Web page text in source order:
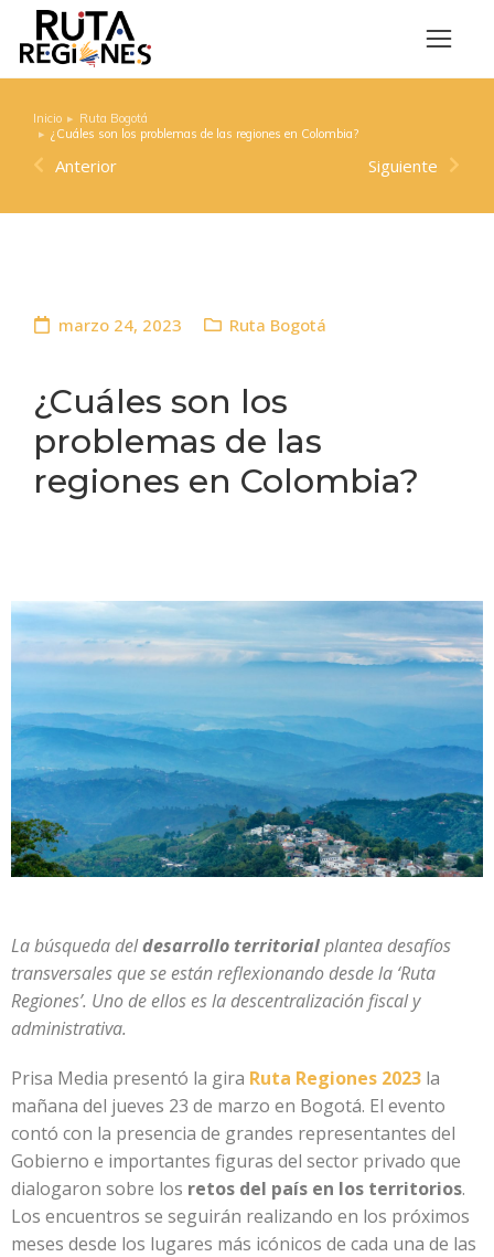
Estás aquí:
Inicio
Ruta Bogotá
¿Cuáles son los problemas de las regiones en Colombia?
Anterior Siguiente
marzo 24, 2023 Ruta Bogotá
¿Cuáles son los
problemas de las
regiones en Colombia?
La búsqueda deldesarrollo territorialplantea desafíos
transversales que se están reflexionando desde la ‘Ruta
Regiones’. Uno de ellos es la descentralización fiscal y
administrativa.
Prisa Media presentó la gira Ruta Regiones 2023 la
mañana del jueves 23 de marzo en Bogotá. El evento
contó con la presencia de grandes representantes del
Gobierno e importantes figuras del sector privado que
dialogaron sobre los retos del país en los territorios.
Los encuentros se seguirán realizando en los próximos
meses desde los lugares más icónicos de cada una de las